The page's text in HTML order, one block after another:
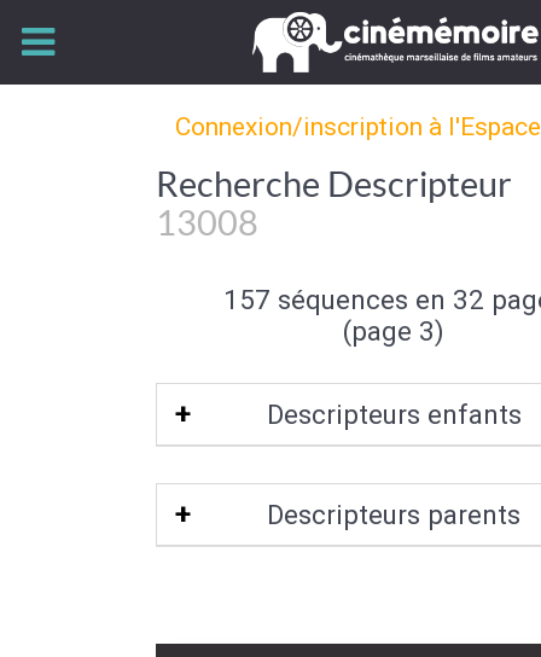
Connexion/inscription à
Recherche Descripteur
13008
157 séquences en 32
(page 3)
Descripteurs enfants
Callelongue|Sormiou|Madrague
La Cité Radieuse|Stade Vélodrome|
Prado|Parc Borely|Les
Descripteurs parents
français|Sud-Est de la France|